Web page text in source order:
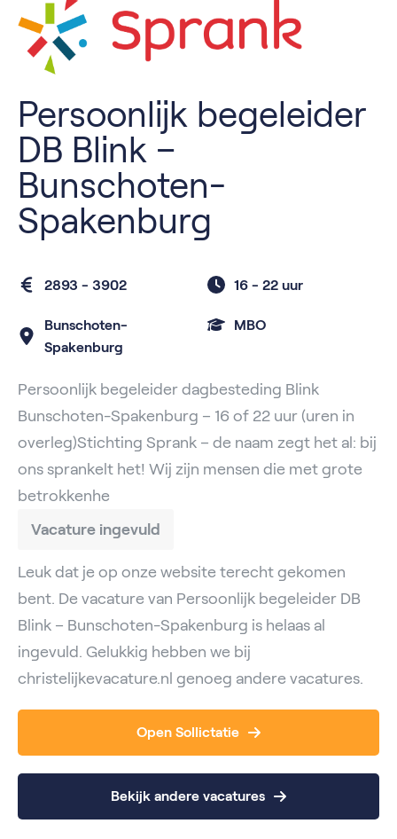
Persoonlijk begeleider
DB Blink –
Bunschoten-
Spakenburg
2893 - 3902 16 - 22 uur
Bunschoten-
Spakenburg
MBO
Persoonlijk begeleider dagbesteding Blink
Bunschoten-Spakenburg – 16 of 22 uur (uren in
overleg)Stichting Sprank – de naam zegt het al: bij
ons sprankelt het! Wij zijn mensen die met grote
betrokkenhe
Vacature ingevuld
Leuk dat je op onze website terecht gekomen
bent. De vacature van Persoonlijk begeleider DB
Blink – Bunschoten-Spakenburg is helaas al
ingevuld. Gelukkig hebben we bij
christelijkevacature.nl genoeg andere vacatures.
Open Sollictatie
Bekijk andere vacatures